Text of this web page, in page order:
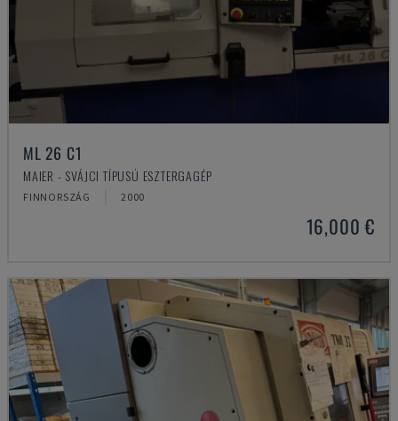
ML 26 C1
MAIER - SVÁJCI TÍPUSÚ ESZTERGAGÉP
FINNORSZÁG 2000
16,000 €